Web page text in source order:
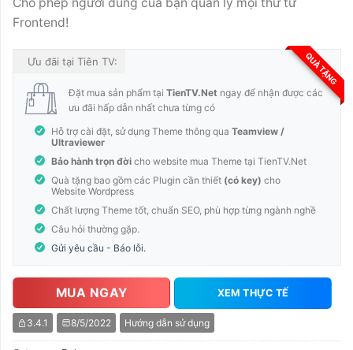
Cho phép người dùng của bạn quản lý mọi thứ từ
Frontend!
QUÀ TẶNG
Ưu đãi tại Tiên TV:
Đặt mua sản phẩm tại TienTV.Net ngay để nhận được các
ưu đãi hấp dẫn nhất chưa từng có
Hỗ trợ cài đặt, sử dụng Theme thông qua Teamview /
Ultraviewer
Bảo hành trọn đời cho website mua Theme tại TienTV.Net
Quà tặng bao gồm các Plugin cần thiết (có key) cho
Website Wordpress
Chất lượng Theme tốt, chuẩn SEO, phù hợp từng ngành nghề
Câu hỏi thường gặp.
Gửi yêu cầu - Báo lỗi.
MUA NGAY XEM THỰC TẾ
3.4.1 8/5/2022 Hướng dẫn sử dụng